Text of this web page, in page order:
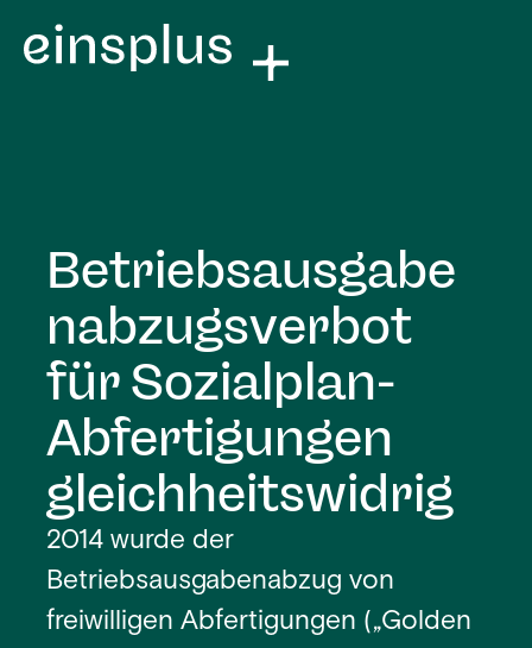
Betriebsausgabe
nabzugsverbot
für Sozialplan-
Abfertigungen
gleichheitswidrig
2014 wurde der
Betriebsausgabenabzug von
freiwilligen Abfertigungen („Golden